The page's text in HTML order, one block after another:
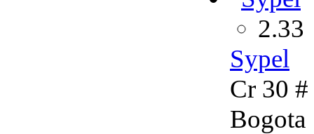
2.33
Sypel
Cr 30
Bogota